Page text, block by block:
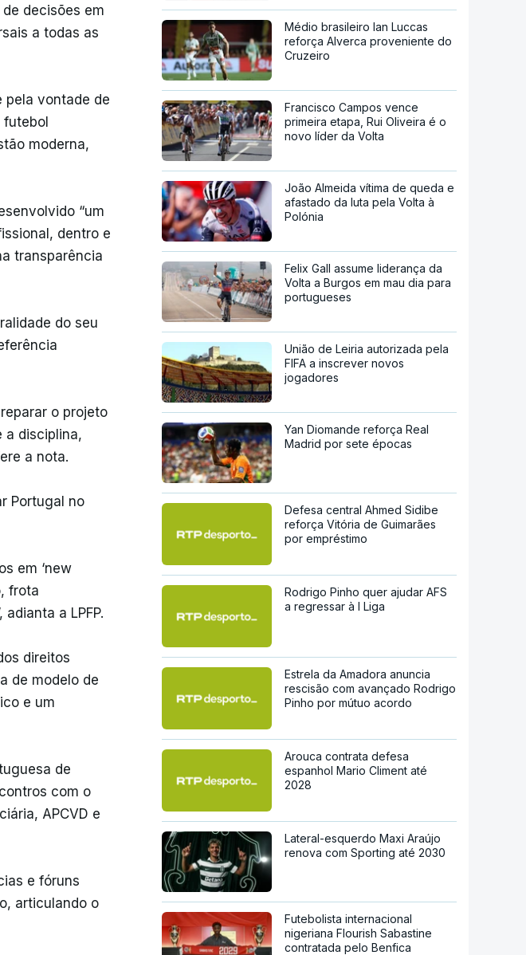
decisões em
a todas as
pela vontade de
moderna,
“um
dentro e
transparência
do seu
o projeto
a disciplina,
a nota.
Portugal no
em ‘new
frota
a LPFP.
direitos
de modelo de
e um
de
com o
APCVD e
e fóruns
articulando o
Médio brasileiro Ian Luccas
reforça Alverca proveniente do
Cruzeiro
Francisco Campos vence
primeira etapa, Rui Oliveira é o
novo líder da Volta
João Almeida vítima de queda e
afastado da luta pela Volta à
Polónia
Felix Gall assume liderança da
Volta a Burgos em mau dia para
portugueses
União de Leiria autorizada pela
FIFA a inscrever novos
jogadores
Yan Diomande reforça Real
Madrid por sete épocas
Defesa central Ahmed Sidibe
reforça Vitória de Guimarães
por empréstimo
Rodrigo Pinho quer ajudar AFS
a regressar à I Liga
Estrela da Amadora anuncia
rescisão com avançado Rodrigo
Pinho por mútuo acordo
Arouca contrata defesa
espanhol Mario Climent até
2028
Lateral-esquerdo Maxi Araújo
renova com Sporting até 2030
Futebolista internacional
nigeriana Flourish Sabastine
contratada pelo Benfica